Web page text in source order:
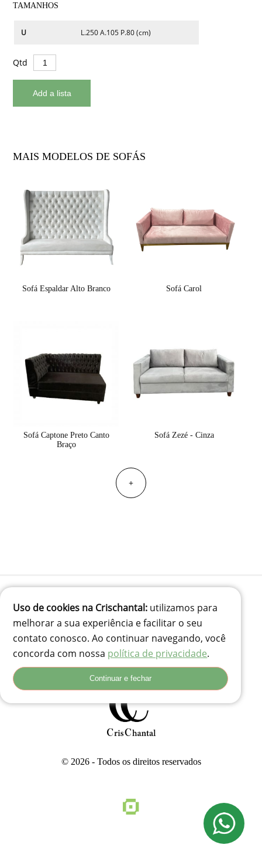
TAMANHOS
U L.250 A.105 P.80 (cm)
Qtd
MAIS MODELOS DE SOFÁS
Sofá Espaldar Alto Branco Sofá Carol
Sofá Captone Preto Canto
Braço
Sofá Zezé - Cinza
+
(41) 99834-3707
contato@crischantal.com.br
Rua Durval jungles 240 - Pinheirinho, Curitiba-PR
© 2026 - Todos os direitos reservados
Uso de cookies na Crischantal: utilizamos para
melhorar a sua experiência e facilitar o seu
contato conosco. Ao continuar navegando, você
concorda com nossa política de privacidade.
Continuar e fechar